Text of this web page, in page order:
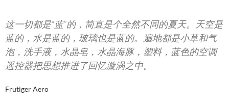
这一切都是“蓝”的，简直是个全然不同的夏天。天空是
蓝的，水是蓝的，玻璃也是蓝的。遍地都是小草和气
泡，洗手液，水晶皂，水晶海豚，塑料，蓝色的空调
遥控器把思想推进了回忆漩涡之中。
Frutiger Aero